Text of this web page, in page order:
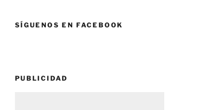
SÍGUENOS EN FACEBOOK
PUBLICIDAD